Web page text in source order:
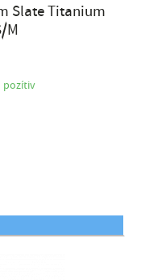
Slate Titanium
M
pozítiv